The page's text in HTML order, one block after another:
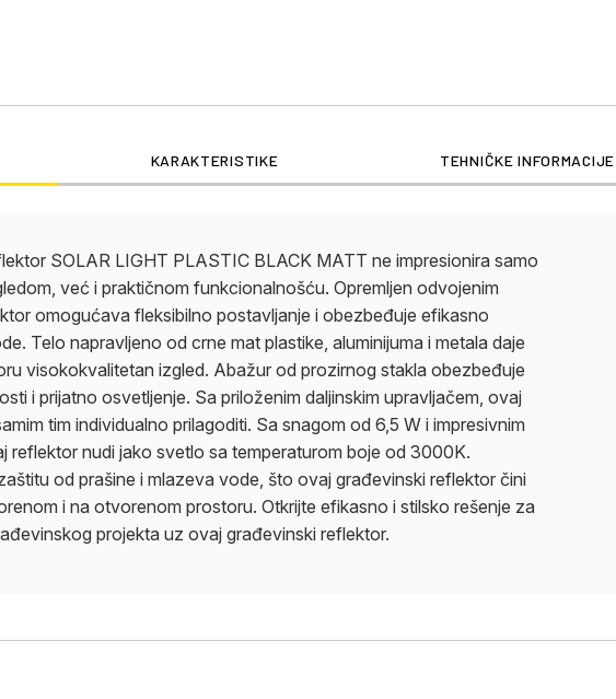
KARAKTERISTIKE TEHNIČKE INFORMACIJE
SOLAR LIGHT PLASTIC BLACK MATT ne impresionira samo
već i praktičnom funkcionalnošću. Opremljen odvojenim
omogućava fleksibilno postavljanje i obezbeđuje efikasno
Telo napravljeno od crne mat plastike, aluminijuma i metala daje
visokokvalitetan izgled. Abažur od prozirnog stakla obezbeđuje
i prijatno osvetljenje. Sa priloženim daljinskim upravljačem, ovaj
tim individualno prilagoditi. Sa snagom od 6,5 W i impresivnim
reflektor nudi jako svetlo sa temperaturom boje od 3000K.
od prašine i mlazeva vode, što ovaj građevinski reflektor čini
i na otvorenom prostoru. Otkrijte efikasno i stilsko rešenje za
projekta uz ovaj građevinski reflektor.